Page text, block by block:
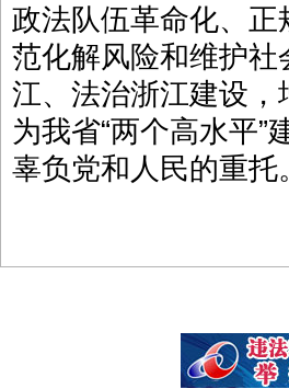
政法队伍革命化、
范化解风险和维护
江、法治浙江建设
为我省“两个高水平
辜负党和人民的重托